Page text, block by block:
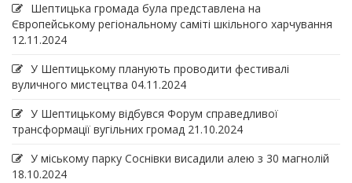
Шептицька громада була представлена на
Європейському регіональному саміті шкільного харчування
12.11.2024
У Шептицькому планують проводити фестивалі
вуличного мистецтва 04.11.2024
У Шептицькому відбувся Форум справедливої
трансформації вугільних громад 21.10.2024
У міському парку Соснівки висадили алею з 30 магнолій
18.10.2024